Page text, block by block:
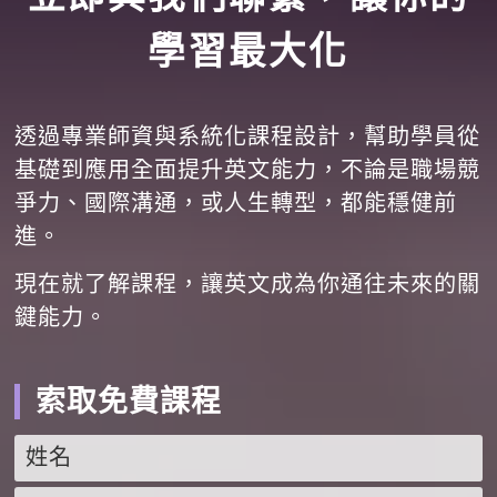
學習最大化
透過專業師資與系統化課程設計，幫助學員從
基礎到應用全面提升英文能力，不論是職場競
爭力、國際溝通，或人生轉型，都能穩健前
進。
現在就了解課程，讓英文成為你通往未來的關
鍵能力。
索取免費課程